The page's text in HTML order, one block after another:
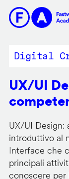
contenuto
Digital
UX/UI
UX/UI
introduttivo al
Interface che
principali
conoscere